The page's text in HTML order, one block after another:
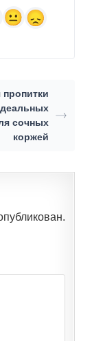
сочных
коржей